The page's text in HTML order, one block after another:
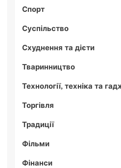
Спорт
Суспільство
Схуднення та дієти
Тваринництво
Технології, техніка та
Торгівля
Традиції
Фільми
Фінанси